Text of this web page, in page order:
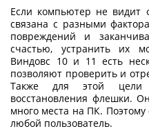
Если компьютер не видит
связана с разными
повреждений и
счастью, устранить их
Виндовс 10 и 11 есть
позволяют проверить и
Также для этой цели
восстановления флешки.
много места на ПК. Поэтому
любой пользователь.